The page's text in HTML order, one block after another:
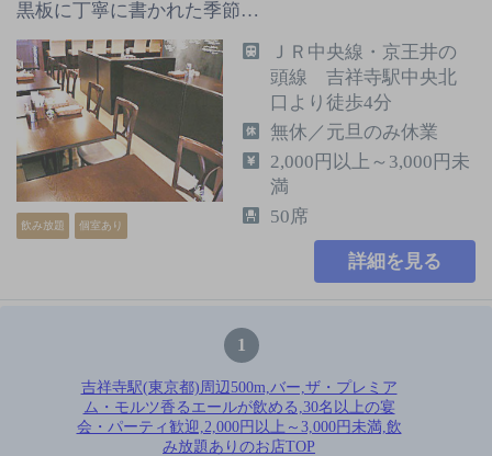
黒板に丁寧に書かれた季節…
飲み放題 個室あり
ＪＲ中央線・京王井の
頭線 吉祥寺駅中央北
口より徒歩4分
無休／元旦のみ休業
2,000円以上～3,000円未
満
50席
詳細を見る
1
吉祥寺駅(東京都)周辺500m,バー,ザ・プレミア
ム・モルツ香るエールが飲める,30名以上の宴
会・パーティ歓迎,2,000円以上～3,000円未満,飲
み放題ありのお店TOP